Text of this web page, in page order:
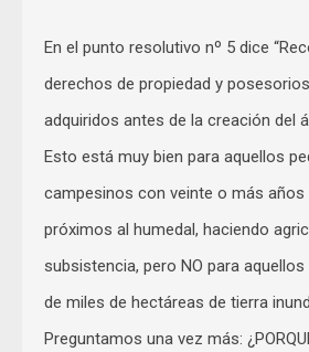
En el punto resolutivo nº 5 dice
derechos de propiedad y
adquiridos antes de la creación del
Esto está muy bien para aquellos
campesinos con veinte o más años
próximos al humedal, haciendo
subsistencia, pero NO para
de miles de hectáreas de tierra
Preguntamos una vez más: